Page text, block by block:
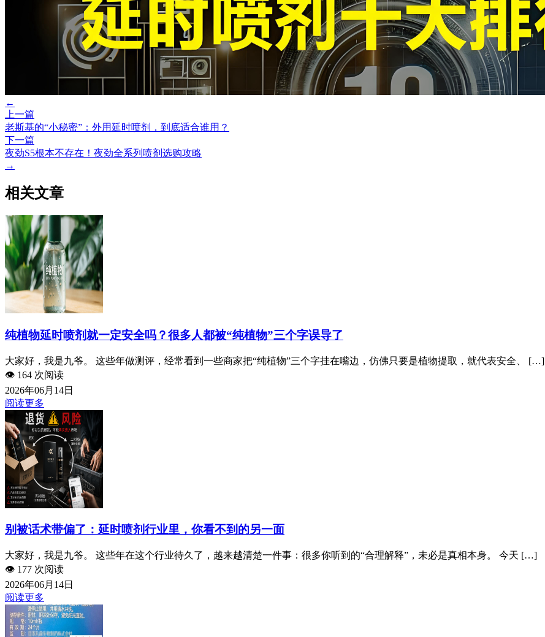
←
上一篇
老斯基的“小秘密”：外用延时喷剂，到底适合谁用？
下一篇
夜劲S5根本不存在！夜劲全系列喷剂选购攻略
→
相关文章
纯植物延时喷剂就一定安全吗？很多人都被“纯植物”三个字误导了
大家好，我是九爷。 这些年做测评，经常看到一些商家把“纯植物”三个字挂在嘴边，仿佛只要是植物提取，就代表安全、 […]
👁️ 164 次阅读
2026年06月14日
阅读更多
别被话术带偏了：延时喷剂行业里，你看不到的另一面
大家好，我是九爷。 这些年在这个行业待久了，越来越清楚一件事：很多你听到的“合理解释”，未必是真相本身。 今天 […]
👁️ 177 次阅读
2026年06月14日
阅读更多